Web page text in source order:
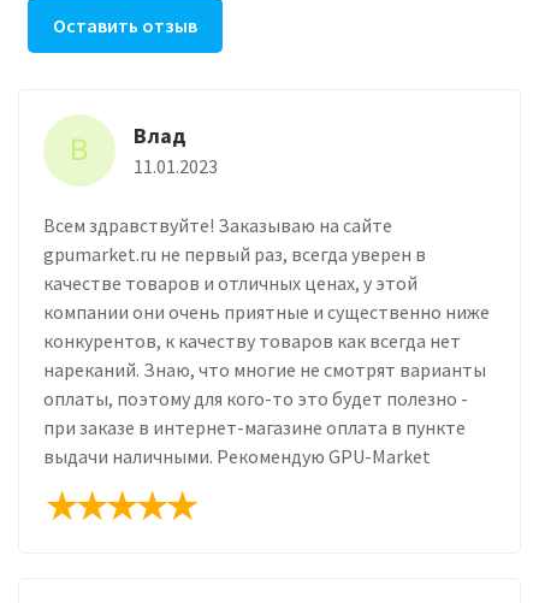
Оставить отзыв
В Влад
11.01.2023
Всем здравствуйте! Заказываю на сайте
gpumarket.ru не первый раз, всегда уверен в
качестве товаров и отличных ценах, у этой
компании они очень приятные и существенно ниже
конкурентов, к качеству товаров как всегда нет
нареканий. Знаю, что многие не смотрят варианты
оплаты, поэтому для кого-то это будет полезно -
при заказе в интернет-магазине оплата в пункте
выдачи наличными. Рекомендую GPU-Market